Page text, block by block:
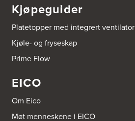
Borge butikk AS
Sundemoen Næringspark
Power Hokksund
3300 Hokksund
Tel.:32-700000
http://www.expert.no
Bravida Trondheim
Bravida Norge AS - Fakturamottak
Tel.:73960500
Kjøpeguider
Platetopper med integrert ventilator
Kjøle- og fryseskap
Prime Flow
EICO
Om Eico
Møt menneskene i EICO